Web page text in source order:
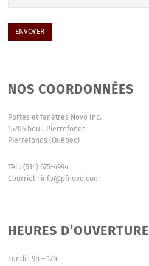
NOS COORDONNÉES
Portes et fenêtres Novo Inc.
15706 boul. Pierrefonds
Pierrefonds (Québec)
Tél : (514) 675-4994
Courriel : info@pfnovo.com
HEURES D’OUVERTURE
Lundi : 9h – 17h